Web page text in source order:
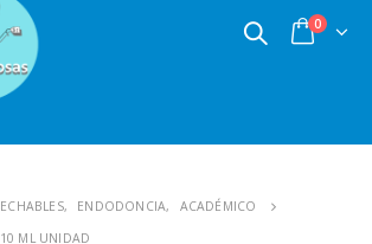
0
, ENDODONCIA,
ACADÉMICO
ML UNIDAD